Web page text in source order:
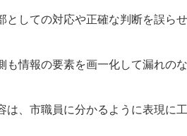
しての対応や正確な判断を誤ら
情報の要素を画一化して漏れの
、市職員に分かるように表現に工